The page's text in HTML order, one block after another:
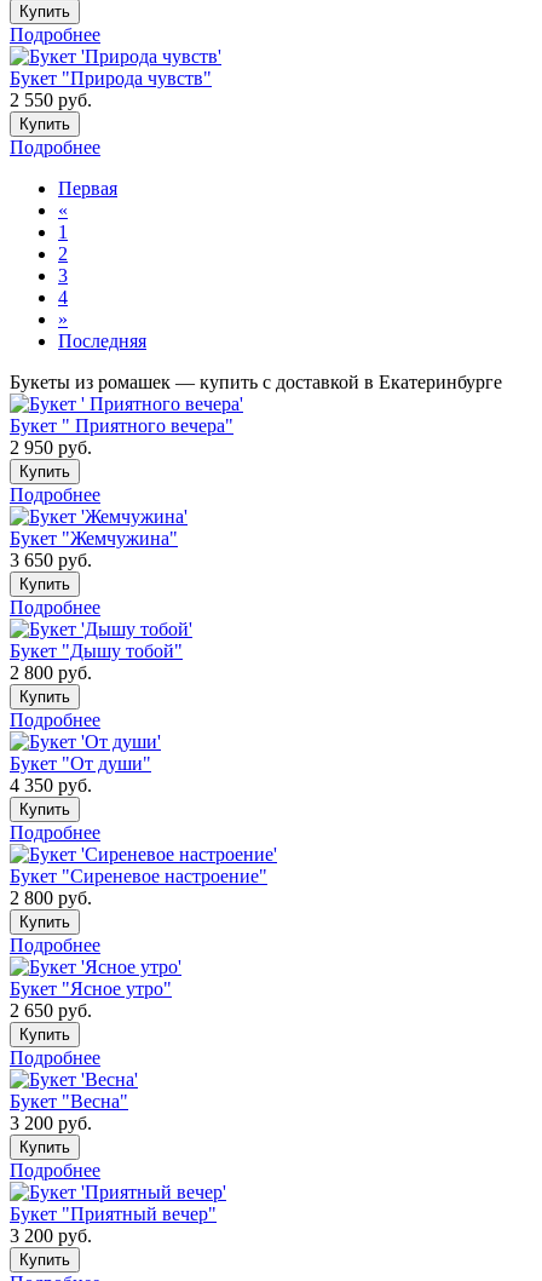
Купить
Подробнее
Букет "Природа чувств"
2 550 руб.
Купить
Подробнее
Первая
«
1
2
3
4
»
Последняя
Букеты из ромашек — купить с доставкой в Екатеринбурге
Букет " Приятного вечера"
2 950 руб.
Купить
Подробнее
Букет "Жемчужина"
3 650 руб.
Купить
Подробнее
Букет "Дышу тобой"
2 800 руб.
Купить
Подробнее
Букет "От души"
4 350 руб.
Купить
Подробнее
Букет "Сиреневое настроение"
2 800 руб.
Купить
Подробнее
Букет "Ясное утро"
2 650 руб.
Купить
Подробнее
Букет "Весна"
3 200 руб.
Купить
Подробнее
Букет "Приятный вечер"
3 200 руб.
Купить